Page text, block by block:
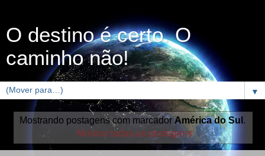
O destino é certo. O
caminho não!
▼
Mostrando postagens com marcador América do Sul .
Mostrar todas as postagens